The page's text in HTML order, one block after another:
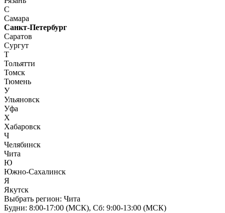
С
Самара
Санкт-Петербург
Саратов
Сургут
Т
Тольятти
Томск
Тюмень
У
Ульяновск
Уфа
Х
Хабаровск
Ч
Челябинск
Чита
Ю
Южно-Сахалинск
Я
Якутск
Выбрать регион: Чита
Будни: 8:00‑17:00 (МСК), Сб: 9:00‑13:00 (МСК)